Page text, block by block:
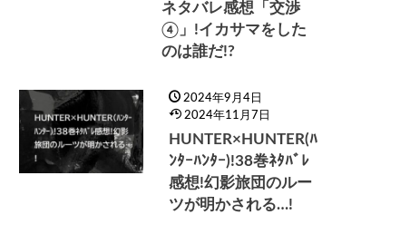
ネタバレ感想「交渉
④」!イカサマをした
のは誰だ!?
2024年9月4日
2024年11月7日
HUNTER×HUNTER(ﾊ
ﾝﾀｰﾊﾝﾀｰ)!38巻ﾈﾀﾊﾞﾚ
感想!幻影旅団のルー
ツが明かされる…!